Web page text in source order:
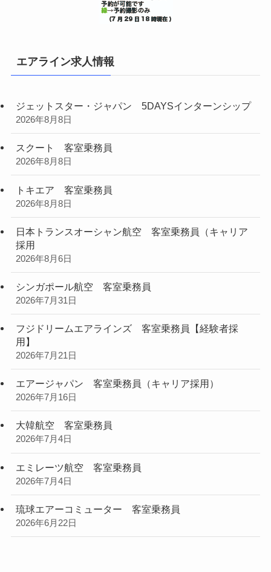
エアライン求人情報
ジェットスター・ジャパン 5DAYSインターンシップ
2026年8月8日
スクート 客室乗務員
2026年8月8日
トキエア 客室乗務員
2026年8月8日
日本トランスオーシャン航空 客室乗務員（キャリア
採用
2026年8月6日
シンガポール航空 客室乗務員
2026年7月31日
フジドリームエアラインズ 客室乗務員【経験者採
用】
2026年7月21日
エアージャパン 客室乗務員（キャリア採用）
2026年7月16日
大韓航空 客室乗務員
2026年7月4日
エミレーツ航空 客室乗務員
2026年7月4日
琉球エアーコミューター 客室乗務員
2026年6月22日